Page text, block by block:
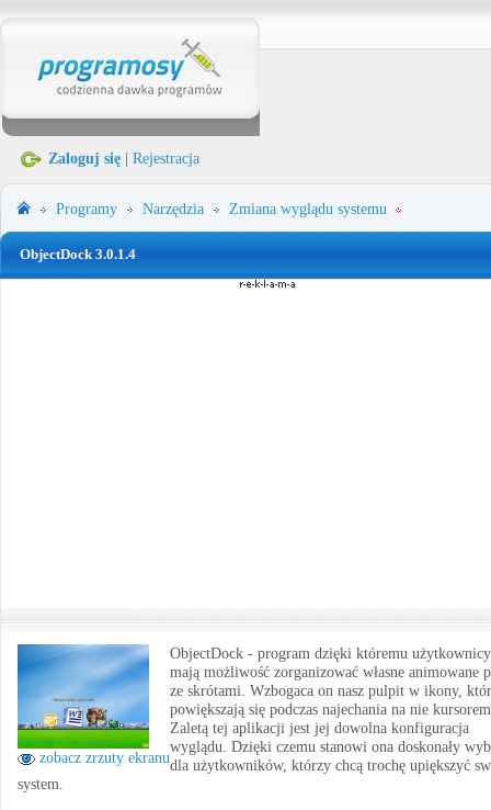
Zaloguj się Rejestracja
Programy Narzędzia Zmiana wyglądu systemu
ObjectDock 3.0.1.4
zobacz zrzuty ekranu
ObjectDock - program dzięki któremu użytkownicy
mają możliwość zorganizować własne animowane
ze skrótami. Wzbogaca on nasz pulpit w ikony,
powiększają się podczas najechania na nie
Zaletą tej aplikacji jest jej dowolna konfiguracja
wyglądu. Dzięki czemu stanowi ona doskonały
dla użytkowników, którzy chcą trochę upiększyć
system.